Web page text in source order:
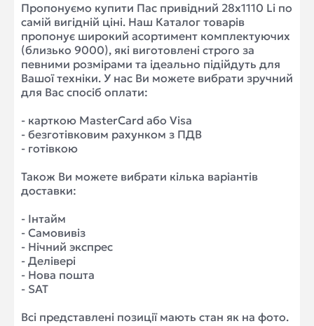
Пропонуємо купити Пас привідний 28x1110 Li по
самій вигідній ціні. Наш Каталог товарів
пропонує широкий асортимент комплектуючих
(близько 9000), які виготовлені строго за
певними розмірами та ідеально підійдуть для
Вашої техніки. У нас Ви можете вибрати зручний
для Вас спосіб оплати:
- карткою MasterCard або Visa
- безготівковим рахунком з ПДВ
- готівкою
Також Ви можете вибрати кілька варіантів
доставки:
- Інтайм
- Самовивіз
- Нічний экспрес
- Делівері
- Нова пошта
- SAT
Всі представлені позиції мають стан як на фото.